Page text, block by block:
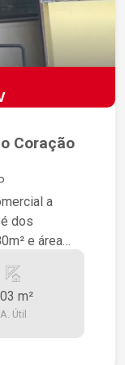
Coração
dos
e área
bem
que o
m²
A. Útil